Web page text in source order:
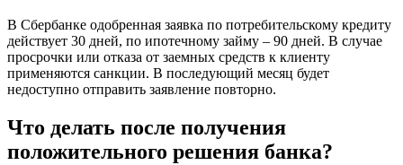
В Сбербанке одобренная заявка по потребительскому кредиту
действует 30 дней, по ипотечному займу – 90 дней. В случае
просрочки или отказа от заемных средств к клиенту
применяются санкции. В последующий месяц будет
недоступно отправить заявление повторно.
Что делать после получения
положительного решения банка?